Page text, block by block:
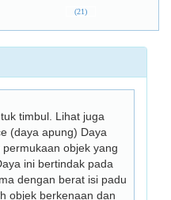
(21)
timbul. Lihat juga
(daya apung) Daya
objek yang
ini bertindak pada
dengan berat isi padu
objek berkenaan dan